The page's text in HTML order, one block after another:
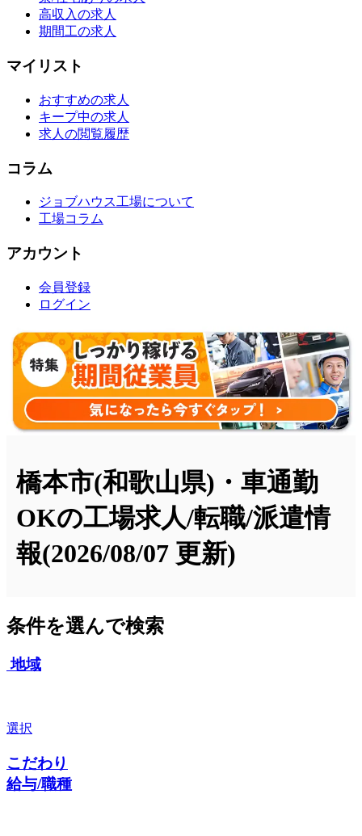
高収入の求人
期間工の求人
マイリスト
おすすめの求人
キープ中の求人
求人の閲覧履歴
コラム
ジョブハウス工場について
工場コラム
アカウント
会員登録
ログイン
橋本市(和歌山県)・車通勤
OKの工場求人/転職/派遣情
報(2026/08/07 更新)
条件を選んで検索
地域
選択
こだわり
給与/職種